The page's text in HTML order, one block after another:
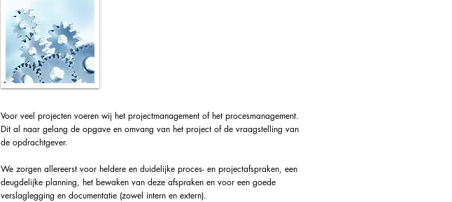
Voor veel projecten voeren wij het projectmanagement of het procesmanagement.
Dit al naar gelang de opgave en omvang van het project of de vraagstelling van
de opdrachtgever.
We zorgen allereerst voor heldere en duidelijke proces- en projectafspraken, een
deugdelijke planning, het bewaken van deze afspraken en voor een goede
verslaglegging en documentatie (zowel intern en extern).